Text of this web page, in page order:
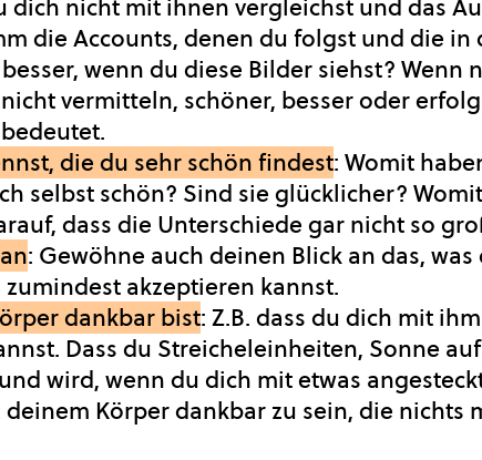
nicht mit ihnen vergleichst und das
die Accounts, denen du folgst und die
wenn du diese Bilder siehst? Wenn
vermitteln, schöner, besser oder
die du sehr schön findest: Womit
selbst schön? Sind sie glücklicher?
dass die Unterschiede gar nicht so
: Gewöhne auch deinen Blick an das,
akzeptieren kannst.
dankbar bist: Z.B. dass du dich mit
Dass du Streicheleinheiten, Sonne
wird, wenn du dich mit etwas
Körper dankbar zu sein, die nichts